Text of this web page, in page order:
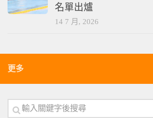
名單出爐
14 7 月, 2026
更多